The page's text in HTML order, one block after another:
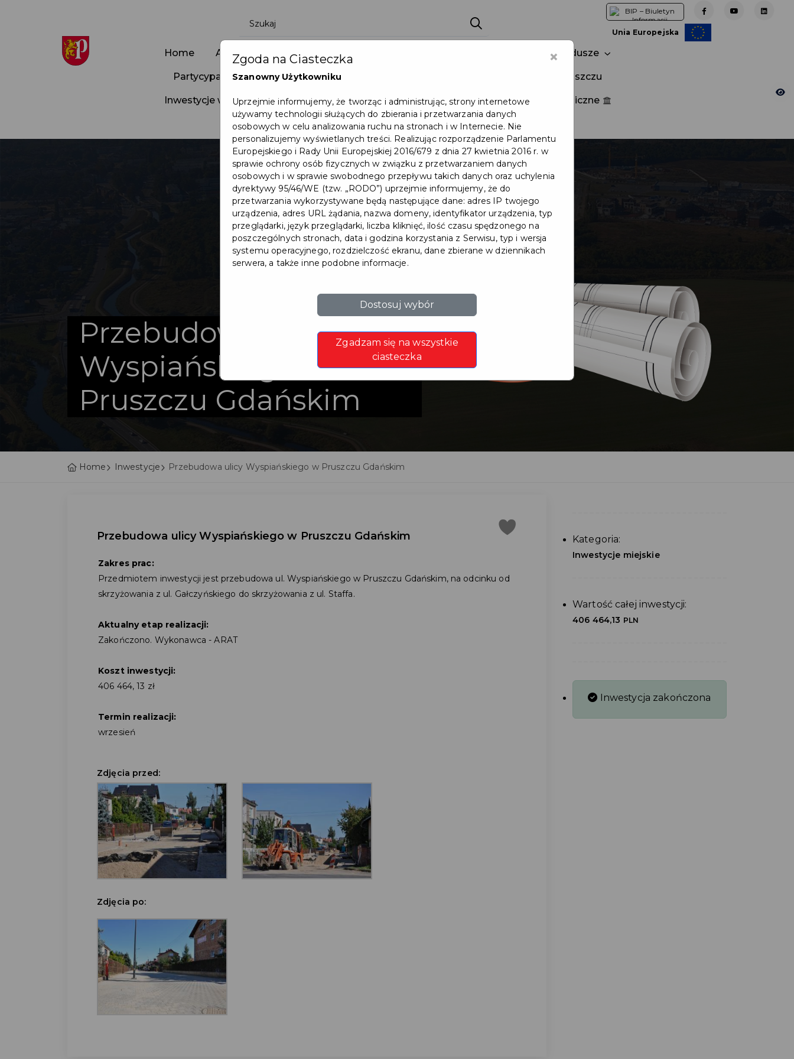
Unia Europejska
Home Aktualności Wydarzenia Fundusze
Partycypacja Społeczna Programy Zainwestuj w Pruszczu
Inwestycje w Pruszczu Mapa Miasta Załatw sprawę Zamówienia publiczne
Ochrona ludności
Przebudowa ulicy
Wyspiańskiego w
Pruszczu Gdańskim
Home Inwestycje Przebudowa ulicy Wyspiańskiego w Pruszczu Gdańskim
Przebudowa ulicy Wyspiańskiego w Pruszczu Gdańskim
Zakres prac:
Przedmiotem inwestycji jest przebudowa ul. Wyspiańskiego w Pruszczu Gdańskim, na odcinku od
skrzyżowania z ul. Gałczyńskiego do skrzyżowania z ul. Staffa.
Aktualny etap realizacji:
Zakończono. Wykonawca - ARAT
Koszt inwestycji:
406 464, 13 zł
Termin realizacji:
wrzesień
Zdjęcia przed:
Zdjęcia po:
Kategoria:
Inwestycje miejskie
Wartość całej inwestycji:
406 464,13 PLN
Inwestycja zakończona
×
Zgoda na Ciasteczka
Szanowny Użytkowniku
Uprzejmie informujemy, że tworząc i administrując, strony internetowe
używamy technologii służących do zbierania i przetwarzania danych
osobowych w celu analizowania ruchu na stronach i w Internecie. Nie
personalizujemy wyświetlanych treści. Realizując rozporządzenie Parlamentu
Europejskiego i Rady Unii Europejskiej 2016/679 z dnia 27 kwietnia 2016 r. w
sprawie ochrony osób fizycznych w związku z przetwarzaniem danych
osobowych i w sprawie swobodnego przepływu takich danych oraz uchylenia
dyrektywy 95/46/WE (tzw. „RODO”) uprzejmie informujemy, że do
przetwarzania wykorzystywane będą następujące dane: adres IP twojego
urządzenia, adres URL żądania, nazwa domeny, identyfikator urządzenia, typ
przeglądarki, język przeglądarki, liczba kliknięć, ilość czasu spędzonego na
poszczególnych stronach, data i godzina korzystania z Serwisu, typ i wersja
systemu operacyjnego, rozdzielczość ekranu, dane zbierane w dziennikach
serwera, a także inne podobne informacje.
Dostosuj wybór
Zgadzam się na wszystkie
ciasteczka